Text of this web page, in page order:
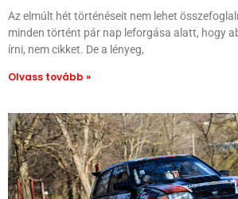
Az elmúlt hét történéseit nem lehet
minden történt pár nap leforgása alatt, hogy
írni, nem cikket. De a lényeg,
Olvass tovább »